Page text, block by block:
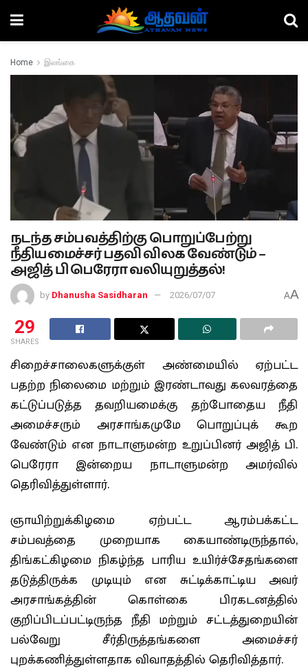
Home இலங்கை
நடந்த சம்பவத்திற்கு பொறுப்பேற்று
நீதியமைச்சர் பதவி விலக வேண்டும் –
அஜித் பி பெரேரா வலியுறுத்தல்!
by Dhanusha Sasidharan 2026/07/07 AA
29
SHARES
சிறைச்சாலைகளுக்குள் அண்மையில் ஏற்பட்ட
பதற்ற நிலைமை மற்றும் இரண்டாவது கலவரத்தை
கட்டுப்படுத்த தவறியமைக்கு தற்போதைய நீதி
அமைச்சரும் அரசாங்கமுமே பொறுப்புக் கூற
வேண்டும் என நாடாளுமன்ற உறுப்பினர் அஜித் பி.
பெரேரா இன்றைய நாடாளுமன்ற அமர்வில்
தெரிவித்துள்ளார்.
ஞாயிற்றுக்கிழமை ஏற்பட்ட ஆரம்பக்கட்ட
சம்பவத்தை முறையாக கையாண்டிருந்தால்,
திங்கட்கிழமை நிகழ்ந்த பாரிய உயிர்ச்சேதங்களை
தடுத்திருக்க முடியும் என சுட்டிக்காட்டிய அவர்
அரசாங்கத்தின் கொள்கை பிரகடனத்தில்
குறிப்பிடப்பட்டிருந்த நீதி மற்றும் சட்டத்துறையின்
பல்வேறு சீர்திருத்தங்களை அமைச்சர்
புறக்கணித்துள்ளதாக விவாதத்தில் தெரிவித்தார்.